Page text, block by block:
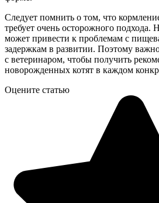
Следует помнить о том, что
требует очень осторожного подхода.
может привести к проблемам с
задержкам в развитии. Поэтому
с ветеринаром, чтобы получить
новорожденных котят в каждом
Оцените статью